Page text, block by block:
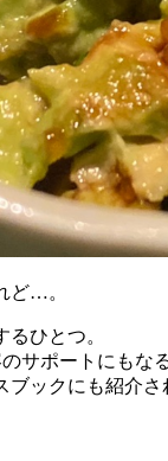
ど…。
ひとつ。
サポートにもな
ックにも紹介さ